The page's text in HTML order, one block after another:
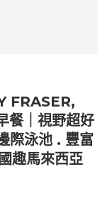
FRASER,
｜視野超好
際泳池 . 豐富
趣馬來西亞